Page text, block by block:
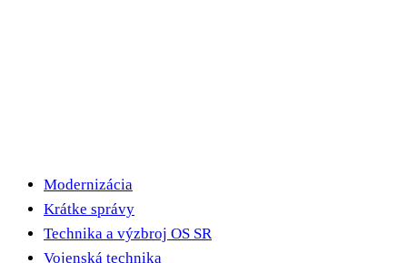
Modernizácia
Krátke správy
Technika a výzbroj OS SR
Vojenská technika